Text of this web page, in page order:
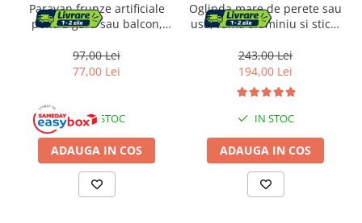
Paravan frunze artificiale
pentru gard sau balcon,
cleme incluse, 100x300 cm,
verde
97,00 Lei
77,00 Lei
IN STOC
ADAUGA IN COS
Oglinda mare de perete sau
usa, rama aluminiu si sticla
negru
243,00 Lei
194,00 Lei
IN STOC
ADAUGA IN COS